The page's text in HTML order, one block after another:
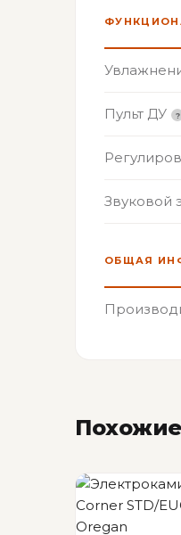
Пульт ДУ
Звуковой
ОБЩАЯ
Похожие